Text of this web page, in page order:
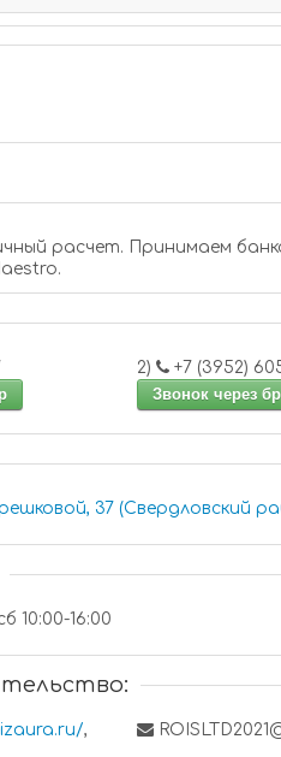
расчет. Принимаем
2)
+7
Звонок через
10:00-16:00
,